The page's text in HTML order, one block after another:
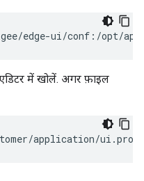
edge-ui/conf:/opt/
में खोलें. अगर फ़ाइल
application/